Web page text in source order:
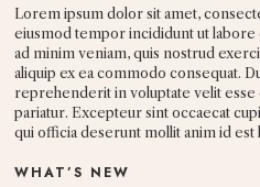
Lorem ipsum dolor sit amet,
eiusmod tempor incididunt ut labore
ad minim veniam, quis nostrud
aliquip ex ea commodo consequat.
reprehenderit in voluptate velit esse
pariatur. Excepteur sint occaecat
qui officia deserunt mollit anim id est
WHAT’S NEW